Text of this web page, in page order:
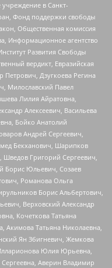
учреждение в Санкт-
Фонд поддержки свободы
Общественная комиссия
Информационное агентство
Развития Свободы
вердикт, Евразийская
Дзугкоева Регина
Милославский Павел
Лилия Айратовна,
Алексеевич, Васильева
Бойко Анатолий
Андрей Сергеевич,
Бекханович, Шарипков
Григорий Сергеевич,
Борис Юльевич, Созаев
Романова Ольга
Борис Альбертович,
Верховский Александр
Кочеткова Татьяна
Акимова Татьяна Николаевна,
Ян Збигневич, Жемкова
Юлия Юрьевна,
Сергеевна, Аверин Владимир